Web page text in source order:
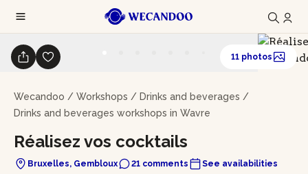
Wecandoo / Workshops / Drinks and beverages /
Drinks and beverages workshops in Wavre
Réalisez vos cocktails
Bruxelles, Gembloux 21 comments See availabilities
11 photos